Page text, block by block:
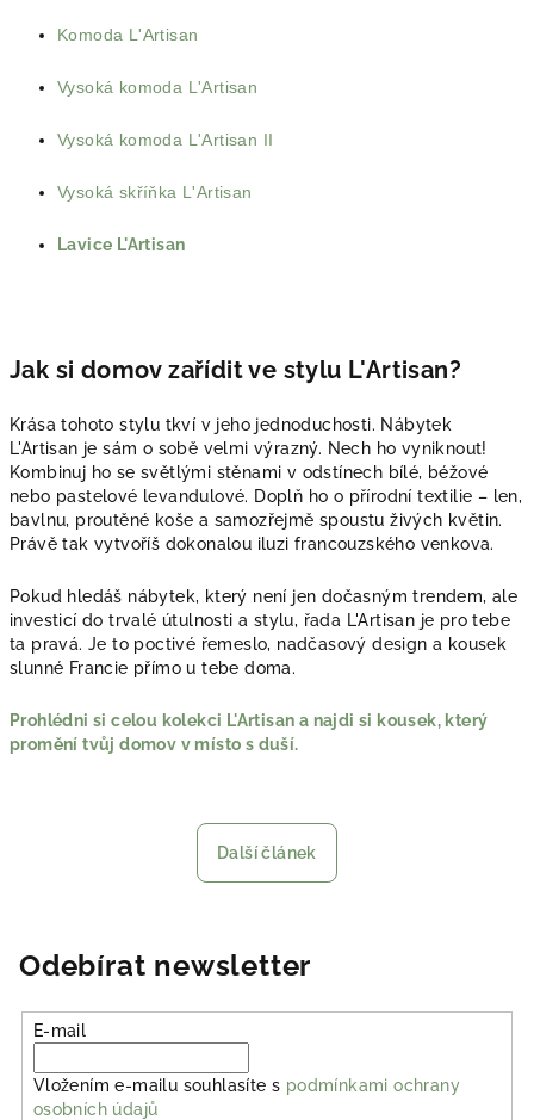
Komoda L'Artisan
Vysoká komoda L'Artisan
Vysoká komoda L'Artisan II
Vysoká skříňka L'Artisan
Lavice L'Artisan
Jak si domov zařídit ve stylu L'Artisan?
Krása tohoto stylu tkví v jeho jednoduchosti. Nábytek
L'Artisan je sám o sobě velmi výrazný. Nech ho vyniknout!
Kombinuj ho se světlými stěnami v odstínech bílé, béžové
nebo pastelové levandulové. Doplň ho o přírodní textilie – len,
bavlnu, proutěné koše a samozřejmě spoustu živých květin.
Právě tak vytvoříš dokonalou iluzi francouzského venkova.
Pokud hledáš nábytek, který není jen dočasným trendem, ale
investicí do trvalé útulnosti a stylu, řada L'Artisan je pro tebe
ta pravá. Je to poctivé řemeslo, nadčasový design a kousek
slunné Francie přímo u tebe doma.
Prohlédni si celou kolekci L'Artisan a najdi si kousek, který
promění tvůj domov v místo s duší.
Další článek
Odebírat newsletter
E-mail
Vložením e-mailu souhlasíte s podmínkami ochrany
osobních údajů